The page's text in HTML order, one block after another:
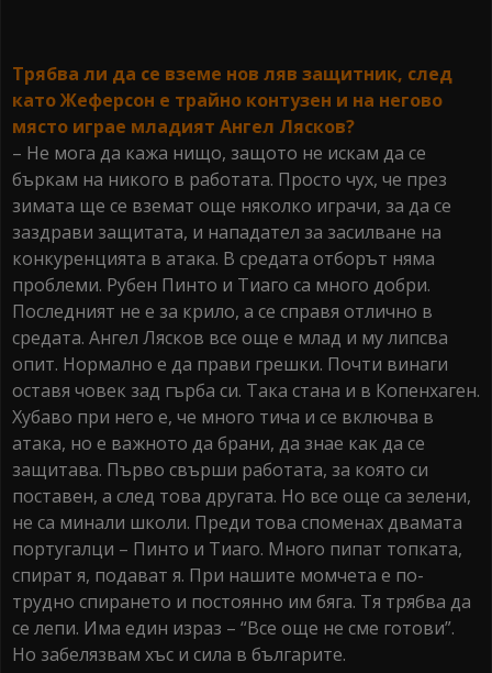
Трябва ли да се вземе нов ляв защитник, след
като Жеферсон е трайно контузен и на негово
място играе младият Ангел Лясков?
– Не мога да кажа нищо, защото не искам да се
бъркам на никого в работата. Просто чух, че през
зимата ще се вземат още няколко играчи, за да се
заздрави защитата, и нападател за засилване на
конкуренцията в атака. В средата отборът няма
проблеми. Рубен Пинто и Тиаго са много добри.
Последният не е за крило, а се справя отлично в
средата. Ангел Лясков все още е млад и му липсва
опит. Нормално е да прави грешки. Почти винаги
оставя човек зад гърба си. Така стана и в Копенхаген.
Хубаво при него е, че много тича и се включва в
атака, но е важното да брани, да знае как да се
защитава. Първо свърши работата, за която си
поставен, а след това другата. Но все още са зелени,
не са минали школи. Преди това споменах двамата
португалци – Пинто и Тиаго. Много пипат топката,
спират я, подават я. При нашите момчета е по-
трудно спирането и постоянно им бяга. Тя трябва да
се лепи. Има един израз – “Все още не сме готови”.
Но забелязвам хъс и сила в българите.